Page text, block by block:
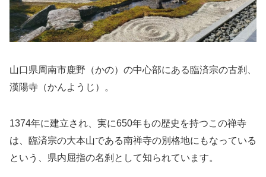
山口県周南市鹿野（かの）の中心部にある臨済宗の古刹、
漢陽寺（かんようじ）。
1374年に建立され、実に650年もの歴史を持つこの禅寺
は、臨済宗の大本山である南禅寺の別格地にもなっている
という、県内屈指の名刹として知られています。